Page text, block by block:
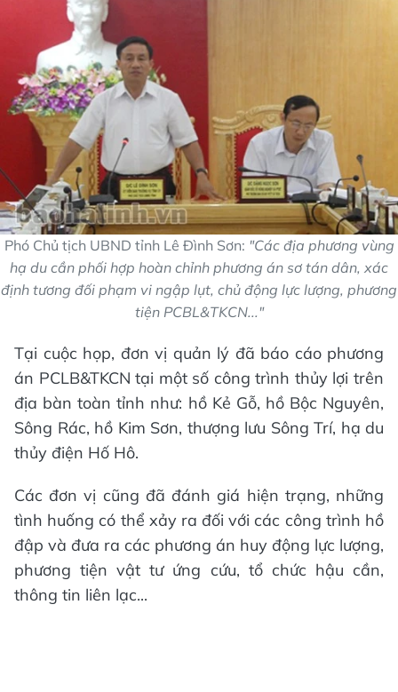
Phó Chủ tịch UBND tỉnh Lê Đình Sơn: "Các địa phương vùng
hạ du cần phối hợp hoàn chỉnh phương án sơ tán dân, xác
định tương đối phạm vi ngập lụt, chủ động lực lượng, phương
tiện PCBL&TKCN..."
Tại cuộc họp, đơn vị quản lý đã báo cáo phương
án PCLB&TKCN tại một số công trình thủy lợi trên
địa bàn toàn tỉnh như: hồ Kẻ Gỗ, hồ Bộc Nguyên,
Sông Rác, hồ Kim Sơn, thượng lưu Sông Trí, hạ du
thủy điện Hố Hô.
Các đơn vị cũng đã đánh giá hiện trạng, những
tình huống có thể xảy ra đối với các công trình hồ
đập và đưa ra các phương án huy động lực lượng,
phương tiện vật tư ứng cứu, tổ chức hậu cần,
thông tin liên lạc...